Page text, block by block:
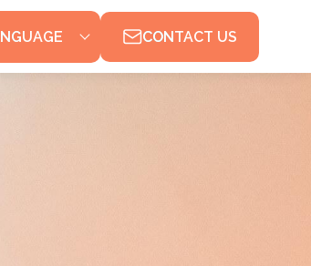
CONTACT US